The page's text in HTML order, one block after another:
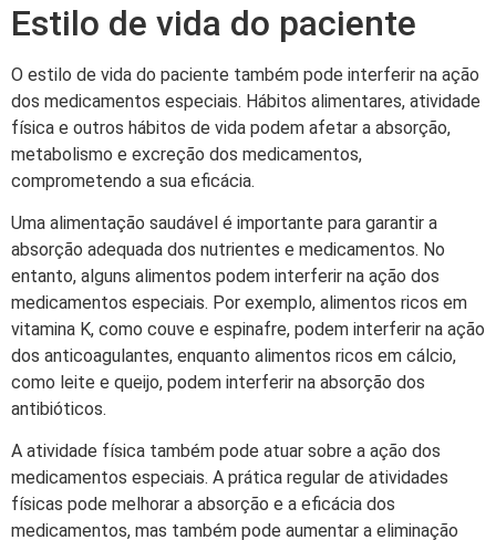
Estilo de vida do paciente
O estilo de vida do paciente também pode interferir na ação
dos medicamentos especiais. Hábitos alimentares, atividade
física e outros hábitos de vida podem afetar a absorção,
metabolismo e excreção dos medicamentos,
comprometendo a sua eficácia.
Uma alimentação saudável é importante para garantir a
absorção adequada dos nutrientes e medicamentos. No
entanto, alguns alimentos podem interferir na ação dos
medicamentos especiais. Por exemplo, alimentos ricos em
vitamina K, como couve e espinafre, podem interferir na ação
dos anticoagulantes, enquanto alimentos ricos em cálcio,
como leite e queijo, podem interferir na absorção dos
antibióticos.
A atividade física também pode atuar sobre a ação dos
medicamentos especiais. A prática regular de atividades
físicas pode melhorar a absorção e a eficácia dos
medicamentos, mas também pode aumentar a eliminação